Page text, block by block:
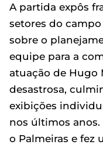
A partida expôs
setores do
sobre o
equipe para a
atuação de Hugo
desastrosa,
exibições
nos últimos
o Palmeiras e fez